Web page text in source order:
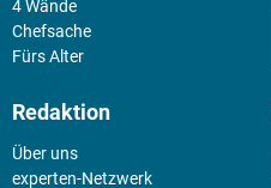
4 Wände
Chefsache
Fürs Alter
Redaktion
Über uns
experten-Netzwerk